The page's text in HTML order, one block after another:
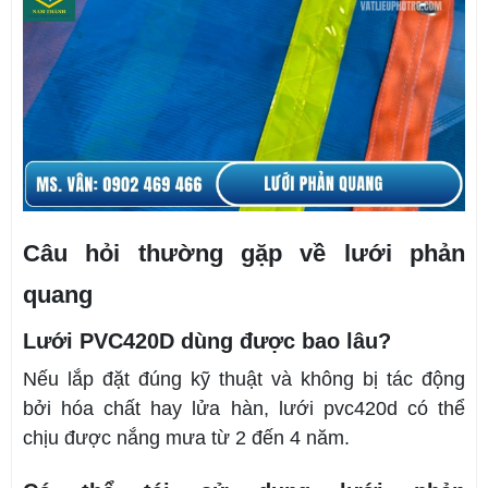
Câu hỏi thường gặp về lưới phản
quang
Lưới PVC420D dùng được bao lâu?
Nếu lắp đặt đúng kỹ thuật và không bị tác động
bởi hóa chất hay lửa hàn, lưới pvc420d có thể
chịu được nắng mưa từ 2 đến 4 năm.